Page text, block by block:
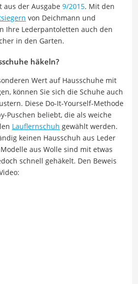
der Ausgabe 9/2015. Mit den
von Deichmann und
Ihre Lederpantoletten auch den
in den Garten.
häkeln?
Wert auf Hausschuhe mit
können Sie sich die Schuhe auch
Diese Do-It-Yourself-Methode
Puschen beliebt, die als weiche
Lauflernschuh gewählt werden.
keinen Hausschuh aus Leder
aus Wolle sind mit etwas
schnell gehäkelt. Den Beweis